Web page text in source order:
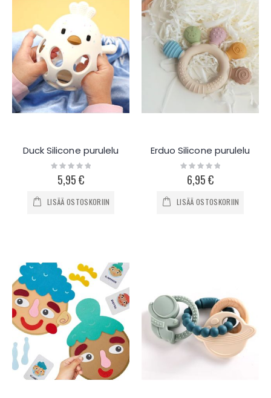
Duck Silicone purulelu
Rating:
0%5,95 €
LISÄÄ OSTOSKORIIN
Erduo Silicone purulelu
Rating:
0%6,95 €
LISÄÄ OSTOSKORIIN